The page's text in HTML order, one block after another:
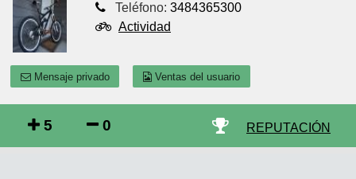
Teléfono: 3484365300
Actividad
Mensaje privado Ventas del usuario
5 0 REPUTACIÓN